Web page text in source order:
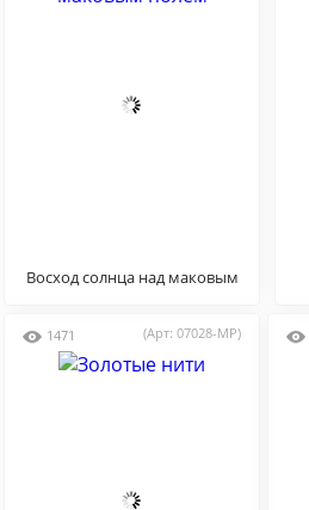
Восход солнца над маковым
1471 (Арт: 07028-MP)